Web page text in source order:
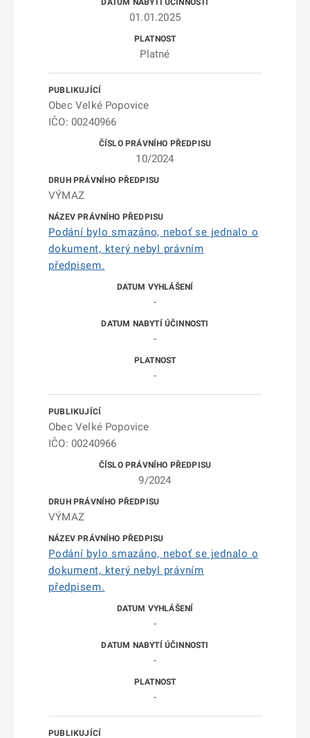
01.01.2025
Platné
Obec Velké Popovice
IČO: 00240966
10/2024
VÝMAZ
Podání bylo smazáno, neboť se jednalo o
dokument, který nebyl právním
předpisem.
-
-
-
Obec Velké Popovice
IČO: 00240966
9/2024
VÝMAZ
Podání bylo smazáno, neboť se jednalo o
dokument, který nebyl právním
předpisem.
-
-
-